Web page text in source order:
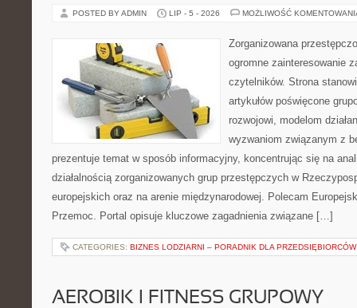
POSTED BY ADMIN LIP - 5 - 2026 MOŻLIWOŚĆ
Zorganizowana
ogromne zainteresowanie
czytelników. Strona
artykułów poświęcone
rozwojowi, modelom
wyzwaniom związanym z
prezentuje temat w sposób informacyjny, koncentrując się na
działalnością zorganizowanych grup przestępczych w
europejskich oraz na arenie międzynarodowej. Polecam
Przemoc. Portal opisuje kluczowe zagadnienia związane […]
CATEGORIES: BIZNES LODZIARNI – PORADNIK DLA PRZEDSIĘBIORCÓW
AEROBIK I FITNESS GRUPOWY